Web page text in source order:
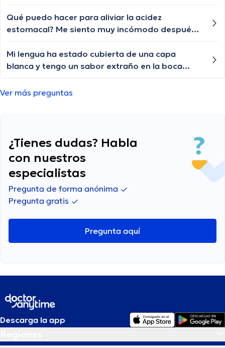
cuánto tiempo necesitaré para tomarme un
descanso del trabajo
Qué puedo hacer para aliviar la acidez
estomacal? Me siento muy incómodo después
medicamentos, pero nada parece funcionar.
Mi lengua ha estado cubierta de una capa
blanca y tengo un sabor extraño en la boca
qué podría estar sucediendo?
Ver más preguntas
¿Tienes dudas? Habla
con nuestros
especialistas
Pregunta de forma anónima
Pregunta gratis
Pregunta aquí
Descarga la app